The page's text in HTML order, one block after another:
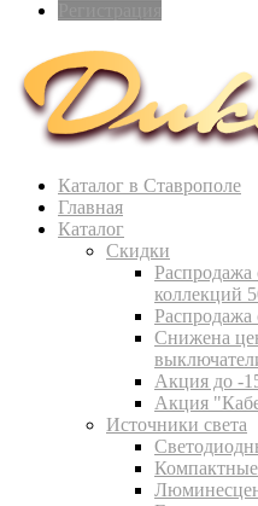
Каталог в Ставрополе
Главная
Каталог
Скидки
коллекций
Распродажа
Cнижена
Акция до -
Акция
Источники света